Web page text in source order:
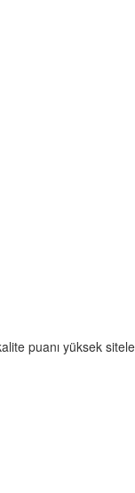
puanı yüksek